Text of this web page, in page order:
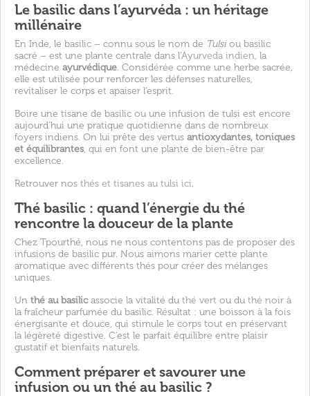
Le basilic dans l’ayurvéda : un héritage
millénaire
En Inde, le basilic – connu sous le nom de Tulsiou basilic
sacré – est une plante centrale dans l'Ayurveda indien, la
médecine ayurvédique. Considérée comme une herbe sacrée,
elle est utilisée pour renforcer les défenses naturelles,
revitaliser le corps et apaiser l’esprit.
Boire une tisane de basilic ou une infusion de tulsi est encore
aujourd’hui une pratique quotidienne dans de nombreux
foyers indiens. On lui prête des vertus antioxydantes, toniques
et équilibrantes, qui en font une plante de bien-être par
excellence.
Retrouver nos thés et tisanes au tulsi ici.
Thé basilic : quand l’énergie du thé
rencontre la douceur de la plante
Chez Tpourthé, nous ne nous contentons pas de proposer des
infusions de basilic pur. Nous aimons marier cette plante
aromatique avec différents thés pour créer des mélanges
uniques.
Un thé au basilicassocie la vitalité du thé vert ou du thé noir à
la fraîcheur parfumée du basilic. Résultat : une boisson à la fois
énergisante et douce, qui stimule le corps tout en préservant
la légèreté digestive. C’est le parfait équilibre entre plaisir
gustatif et bienfaits naturels.
Comment préparer et savourer une
infusion ou un thé au basilic ?